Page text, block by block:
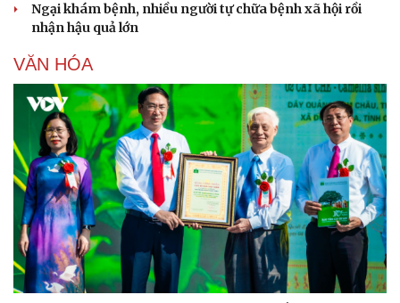
Văn hóa
Sân khấu - Điện ảnh
Văn học
Âm nhạc
Di sản
Giải trí
Nghệ sĩ
Thời trang
Sao Việt
Ngại khám bệnh, nhiều người tự chữa bệnh xã hội rồi
nhận hậu quả lớn
VĂN HÓA